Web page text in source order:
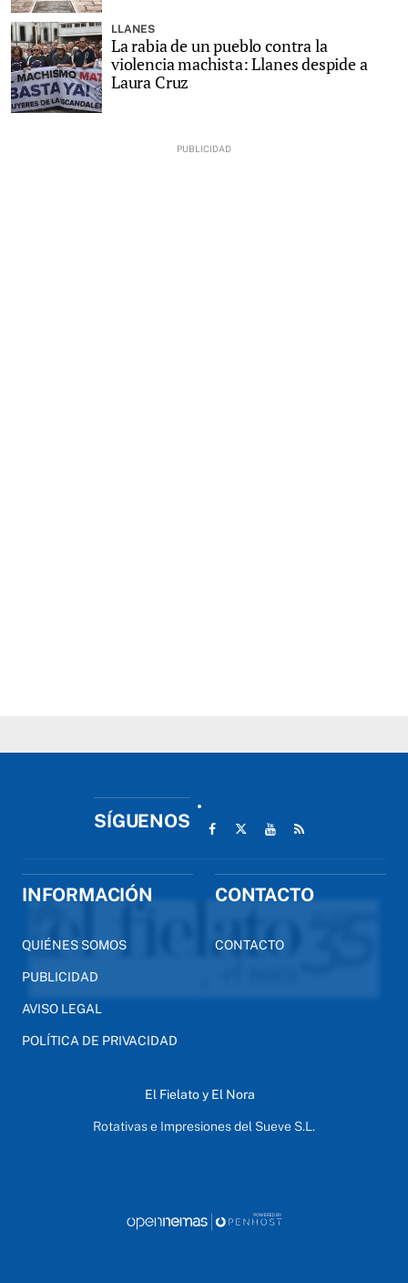
LLANES
La rabia de un pueblo contra la
violencia machista: Llanes despide a
Laura Cruz
SÍGUENOS
INFORMACIÓN
QUIÉNES SOMOS
PUBLICIDAD
AVISO LEGAL
POLÍTICA DE PRIVACIDAD
CONTACTO
CONTACTO
El Fielato y El Nora
Rotativas e Impresiones del Sueve S.L.